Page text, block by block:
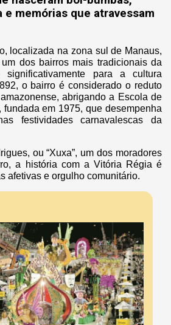
e memórias que atravessam
localizada na zona sul de Manaus,
dos bairros mais tradicionais da
significativamente para a cultura
o bairro é considerado o reduto
abrigando a Escola de
em 1975, que desempenha
festividades carnavalescas da
ou “Xuxa”, um dos moradores
a história com a Vitória Régia é
afetivas e orgulho comunitário.